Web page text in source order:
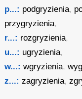
p...: podgryzienia,
przygryzienia,
r...: rozgryzienia,
u...: ugryzienia,
w...: wgryzienia,
z...: zagryzienia,